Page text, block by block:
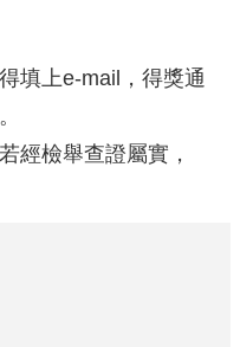
填上e-mail，得獎通
經檢舉查證屬實，